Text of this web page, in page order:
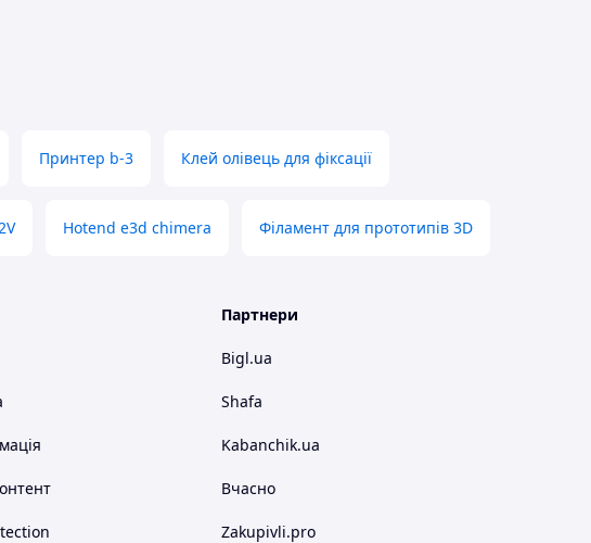
Принтер b-3 Клей олівець для фіксації
Hotend e3d chimera Філамент для прототипів 3D
Партнери
Bigl.ua
Shafa
Kabanchik.ua
Вчасно
Zakupivli.pro